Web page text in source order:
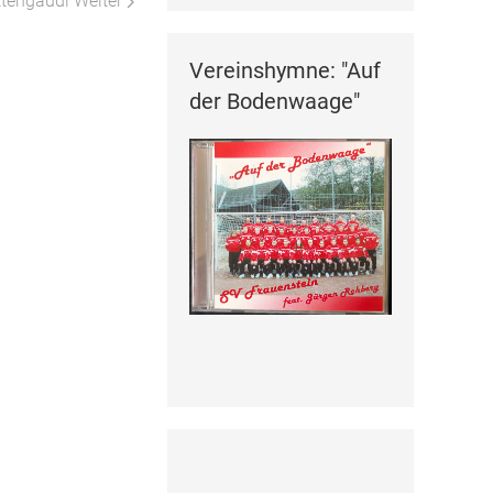
Vereinshymne: "Auf
der Bodenwaage"